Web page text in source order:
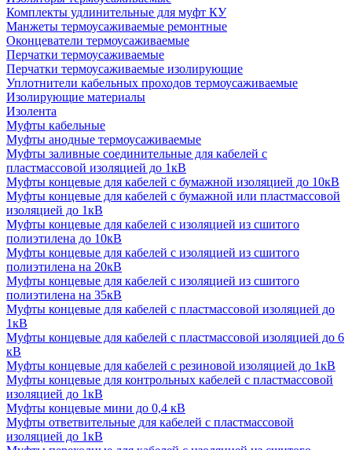
Комплекты удлинительные для муфт КУ
Манжеты термоусаживаемые ремонтные
Оконцеватели термоусаживаемые
Перчатки термоусаживаемые
Перчатки термоусаживаемые изолирующие
Уплотнители кабельных проходов термоусаживаемые
Изолирующие материалы
Изолента
Муфты кабельные
Муфты анодные термоусаживаемые
Муфты заливные соединительные для кабелей с
пластмассовой изоляцией до 1кВ
Муфты концевые для кабелей с бумажной изоляцией до 10кВ
Муфты концевые для кабелей с бумажной или пластмассовой
изоляцией до 1кВ
Муфты концевые для кабелей с изоляцией из сшитого
полиэтилена до 10кВ
Муфты концевые для кабелей с изоляцией из сшитого
полиэтилена на 20кВ
Муфты концевые для кабелей с изоляцией из сшитого
полиэтилена на 35кВ
Муфты концевые для кабелей с пластмассовой изоляцией до
1кВ
Муфты концевые для кабелей с пластмассовой изоляцией до 6
кВ
Муфты концевые для кабелей с резиновой изоляцией до 1кВ
Муфты концевые для контрольных кабелей с пластмассовой
изоляцией до 1кВ
Муфты концевые мини до 0,4 кВ
Муфты ответвительные для кабелей с пластмассовой
изоляцией до 1кВ